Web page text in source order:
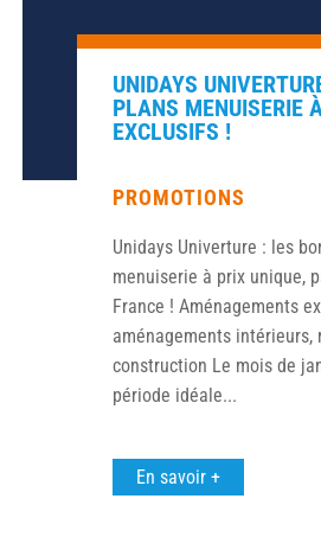
UNIDAYS
PLANS MENUISERIE
EXCLUSIFS !
PROMOTIONS
Unidays Univerture : les
menuiserie à prix unique,
France ! Aménagements
aménagements intérieurs,
construction Le mois de
période idéale...
En savoir +